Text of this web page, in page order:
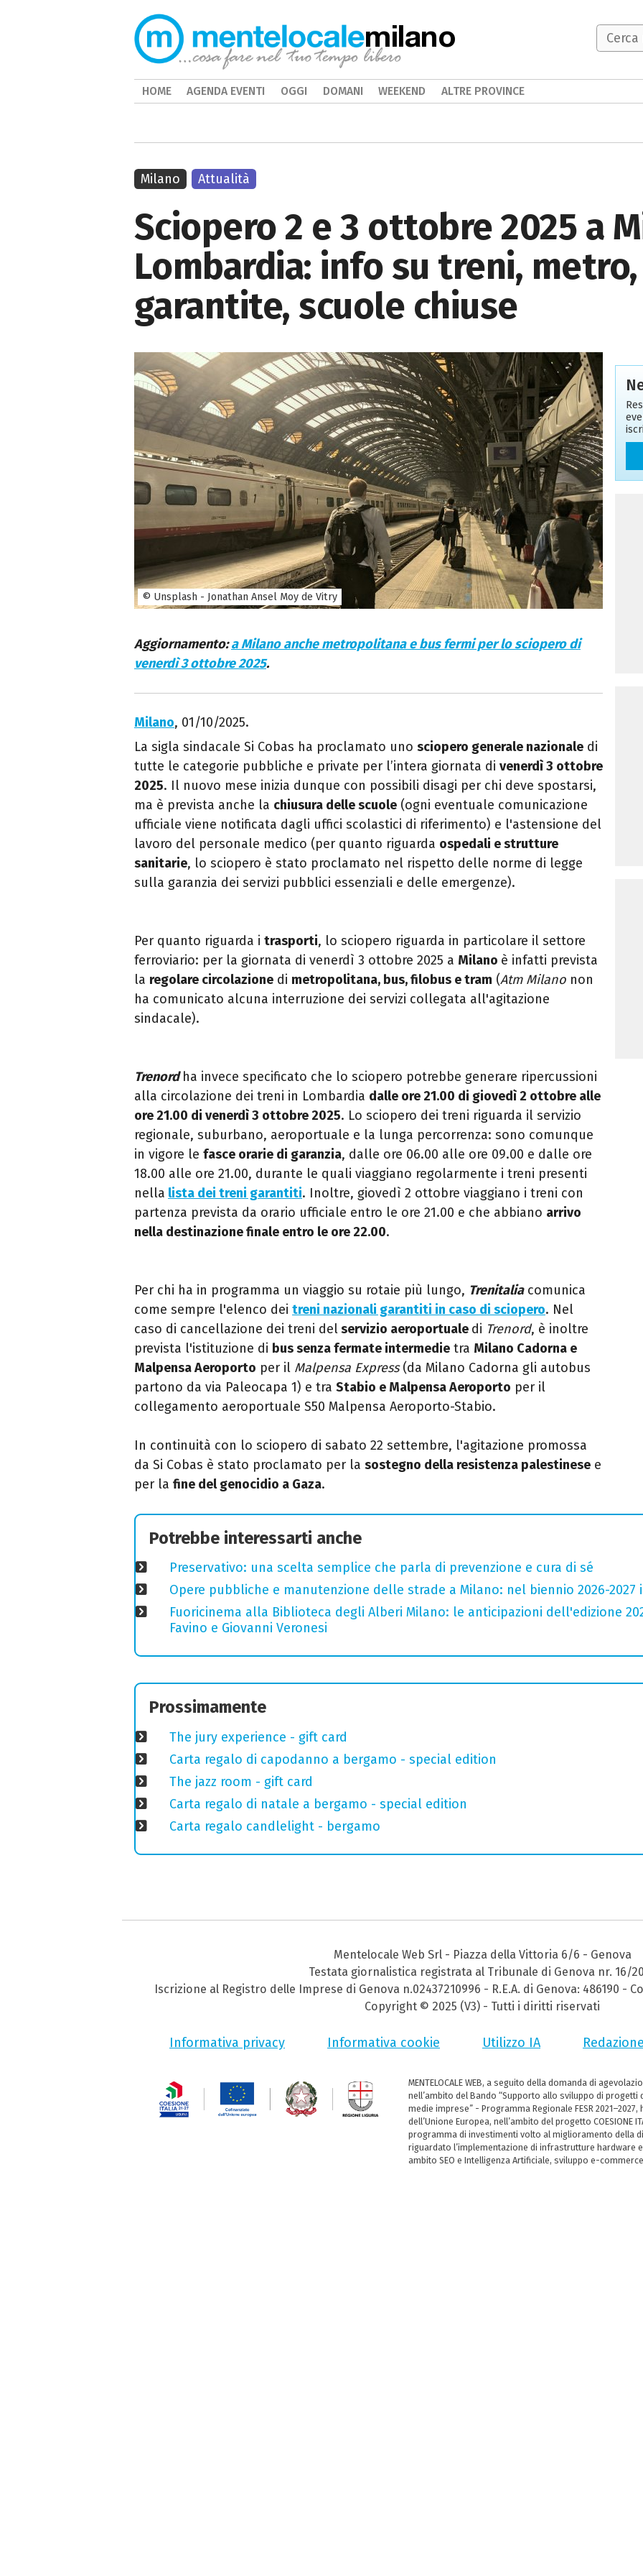
Sciopero 2 e 3 ottobre 2025 a
Lombardia: info su treni,
garantite, scuole chiuse
© Unsplash - Jonathan Ansel Moy de Vitry
Aggiornamento:a Milano anche metropolitana e bus fermi per lo sciopero di
venerdì 3 ottobre 2025.
Milano, 01/10/2025.
La sigla sindacale Si Cobas ha proclamato uno sciopero generale nazionale di
tutte le categorie pubbliche e private per l’intera giornata di venerdì 3 ottobre
2025. Il nuovo mese inizia dunque con possibili disagi per chi deve spostarsi,
ma è prevista anche la chiusura delle scuole (ogni eventuale comunicazione
ufficiale viene notificata dagli uffici scolastici di riferimento) e l'astensione del
lavoro del personale medico (per quanto riguarda ospedali e strutture
sanitarie, lo sciopero è stato proclamato nel rispetto delle norme di legge
sulla garanzia dei servizi pubblici essenziali e delle emergenze).
Per quanto riguarda i trasporti, lo sciopero riguarda in particolare il settore
ferroviario: per la giornata di venerdì 3 ottobre 2025 a Milano è infatti prevista
la regolare circolazione di metropolitana, bus, filobus e tram (Atm Milano non
ha comunicato alcuna interruzione dei servizi collegata all'agitazione
sindacale).
Trenordha invece specificato che lo sciopero potrebbe generare ripercussioni
alla circolazione dei treni in Lombardia dalle ore 21.00 di giovedì 2 ottobre alle
ore 21.00 di venerdì 3 ottobre 2025. Lo sciopero dei treni riguarda il servizio
regionale, suburbano, aeroportuale e la lunga percorrenza: sono comunque
in vigore le fasce orarie di garanzia, dalle ore 06.00 alle ore 09.00 e dalle ore
18.00 alle ore 21.00, durante le quali viaggiano regolarmente i treni presenti
nella lista dei treni garantiti. Inoltre, giovedì 2 ottobre viaggiano i treni con
partenza prevista da orario ufficiale entro le ore 21.00 e che abbiano arrivo
nella destinazione finale entro le ore 22.00.
Per chi ha in programma un viaggio su rotaie più lungo, Trenitaliacomunica
come sempre l'elenco dei treni nazionali garantiti in caso di sciopero. Nel
caso di cancellazione dei treni delservizio aeroportuale di Trenord, è inoltre
prevista l'istituzione di bus senza fermate intermedie tra Milano Cadorna e
Malpensa Aeroporto per il Malpensa Express(da Milano Cadorna gli autobus
partono da via Paleocapa 1) e tra Stabio e Malpensa Aeroporto per il
collegamento aeroportuale S50 Malpensa Aeroporto-Stabio.
In continuità con lo sciopero di sabato 22 settembre, l'agitazione promossa
da Si Cobas è stato proclamato per la sostegno della resistenza palestinese e
per la fine del genocidio a Gaza.
Milano Attualità
Potrebbe interessarti anche
Preservativo: una scelta semplice che parla di prevenzione e cura di sé
Opere pubbliche e manutenzione delle strade a Milano: nel biennio 2026-
Fuoricinema alla Biblioteca degli Alberi Milano: le anticipazioni dell'edizione
Favino e Giovanni Veronesi
Prossimamente
The jury experience - gift card
Carta regalo di capodanno a bergamo - special edition
The jazz room - gift card
Carta regalo di natale a bergamo - special edition
Carta regalo candlelight - bergamo
milano
HOME AGENDA EVENTI OGGI DOMANI WEEKEND ALTRE PROVINCE
Mentelocale Web Srl - Piazza della Vittoria 6/6 - Genova
Testata giornalistica registrata al Tribunale di Genova nr. 16/
Iscrizione al Registro delle Imprese di Genova n.02437210996 - R.E.A. di Genova: 486190 -
Copyright © 2025 (V3) - Tutti i diritti riservati
Informativa privacy Informativa cookie Utilizzo IA Redazione
MENTELOCALE WEB, a seguito della domanda di
nell’ambito del Bando “Supporto allo sviluppo di
medie imprese” - Programma Regionale FESR
dell’Unione Europea, nell’ambito del progetto COESIONE
programma di investimenti volto al miglioramento della
riguardato l’implementazione di infrastrutture hardware
ambito SEO e Intelligenza Artificiale, sviluppo e-commerce